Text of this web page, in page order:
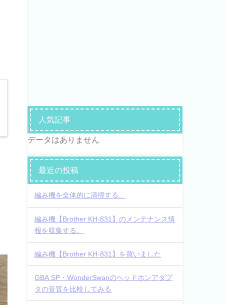
人気記事
データはありません
最近の投稿
編み機を全体的に清掃する。
編み機【Brother KH-831】のメンテナンス情
報を収集する。
編み機【Brother KH-831】を買いました
GBA SP・WonderSwanのヘッドホンアダプ
タの音質を比較してみる